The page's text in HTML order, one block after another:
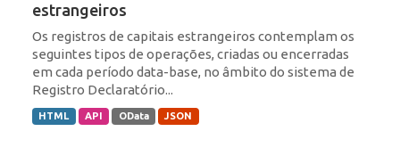
estrangeiros
Os registros de capitais estrangeiros contemplam os
seguintes tipos de operações, criadas ou encerradas
em cada período data-base, no âmbito do sistema de
Registro Declaratório...
HTML API OData JSON